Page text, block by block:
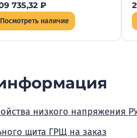
735,32 ₽
Посмотреть наличие
низкого напряжения
щита ГРЩ на заказ